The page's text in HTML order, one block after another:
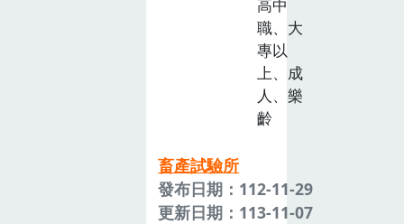
高中
職、大
專以
上、成
人、樂
齡
畜產試驗所
發布日期：112-11-29
更新日期：113-11-07